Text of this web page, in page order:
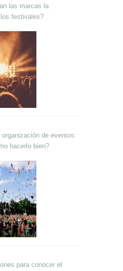
las marcas la
festivales?
de eventos:
hacerlo bien?
para conocer el